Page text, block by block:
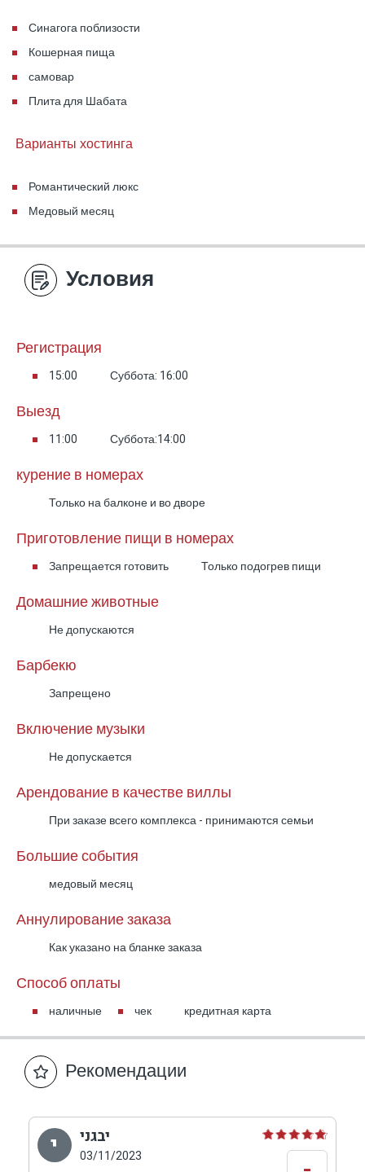
Синагога поблизости
Кошерная пища
самовар
Плита для Шабата
Варианты хостинга
Романтический люкс
Медовый месяц
Условия
Регистрация
15:00 Суббота: 16:00
Выезд
11:00 Суббота:14:00
курение в номерах
Только на балконе и во дворе
Приготовление пищи в номерах
Запрещается готовить Только подогрев пищи
Домашние животные
Не допускаются
Барбекю
Запрещено
Включение музыки
Не допускается
Арендование в качестве виллы
При заказе всего комплекса - принимаются семьи
Большие события
медовый месяц
Аннулирование заказа
Как указано на бланке заказа
Способ оплаты
наличные чек кредитная карта
Рекомендации
י יבגני
03/11/2023